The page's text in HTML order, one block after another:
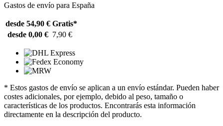
Gastos de envío para España
desde 54,90 € Gratis*
desde 0,00 € 7,90 €
* Estos gastos de envío se aplican a un envío estándar. Pueden haber
costes adicionales, por ejemplo, debido al peso, tamaño o
características de los productos. Encontrarás esta información
directamente en la descripción del producto.